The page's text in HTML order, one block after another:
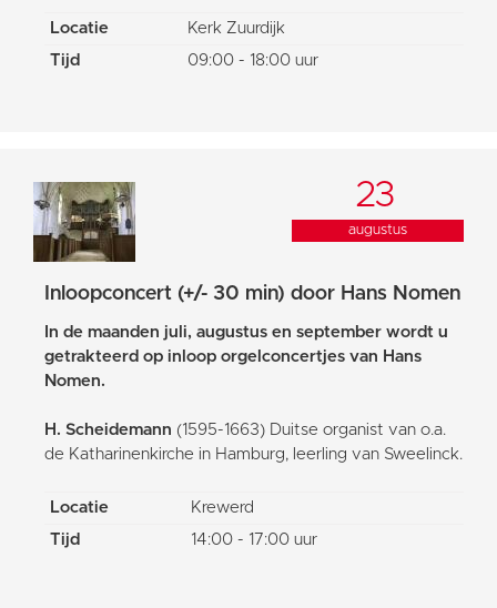
Locatie
Kerk Zuurdijk
Tijd
09:00 - 18:00 uur
23
augustus
Inloopconcert (+/- 30 min) door Hans Nomen
In de maanden juli, augustus en september wordt u
getrakteerd op inloop orgelconcertjes van Hans
Nomen.
H. Scheidemann (1595-1663) Duitse organist van o.a.
de Katharinenkirche in Hamburg, leerling van Sweelinck.
Locatie
Krewerd
Tijd
14:00 - 17:00 uur